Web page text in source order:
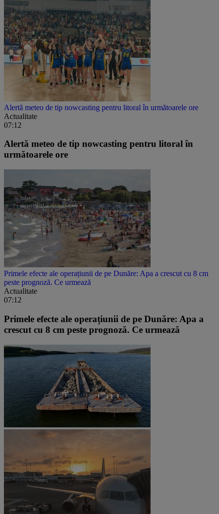
Alertă meteo de tip nowcasting pentru litoral în următoarele ore
Actualitate
07:12
Alertă meteo de tip nowcasting pentru litoral în
următoarele ore
Primele efecte ale operațiunii de pe Dunăre: Apa a crescut cu 8 cm
peste prognoză. Ce urmează
Actualitate
07:12
Primele efecte ale operațiunii de pe Dunăre: Apa a
crescut cu 8 cm peste prognoză. Ce urmează